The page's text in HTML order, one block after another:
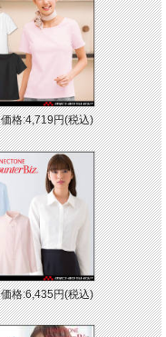
価格:4,719円(税込)
価格:6,435円(税込)